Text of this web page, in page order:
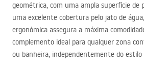
geométrica, com uma ampla superfície de
uma excelente cobertura pelo jato de
ergonómica assegura a máxima
complemento ideal para qualquer zona
ou banheira, independentemente do estilo